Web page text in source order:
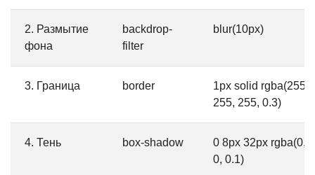
2. Размытие
фона
backdrop-
filter
blur(10px)
3. Граница border
1px solid rgba(255,
255, 255, 0.3)
4. Тень box-shadow
0 8px 32px rgba(0,
0, 0.1)